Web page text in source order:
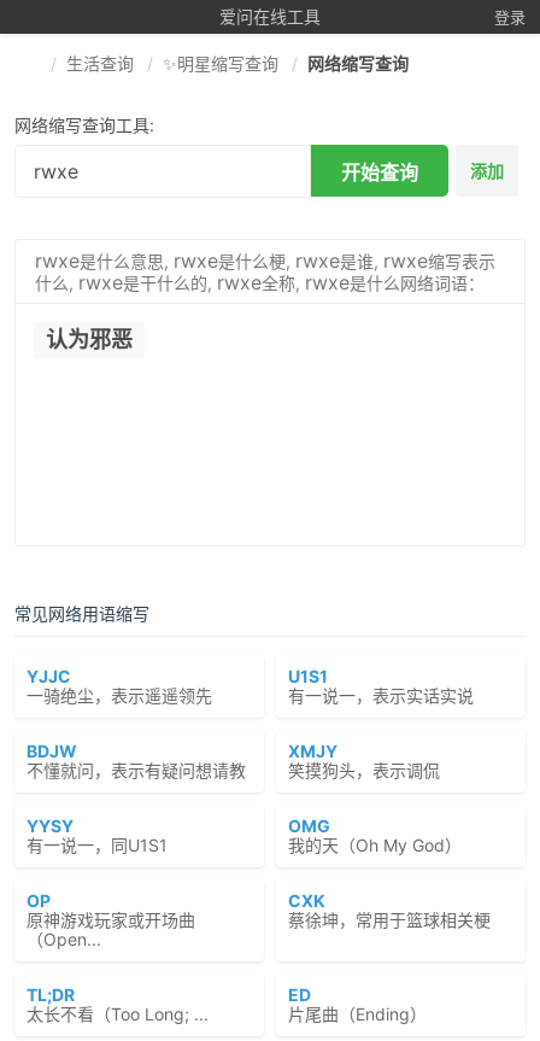
爱问在线工具 登录
生活查询 ✨明星缩写查询 网络缩写查询
网络缩写查询工具:
开始查询 添加
rwxe是什么意思, rwxe是什么梗, rwxe是谁, rwxe缩写表示
什么, rwxe是干什么的, rwxe全称, rwxe是什么网络词语：
认为邪恶
常见网络用语缩写
YJJC
一骑绝尘，表示遥遥领先
U1S1
有一说一，表示实话实说
BDJW
不懂就问，表示有疑问想请教
XMJY
笑摸狗头，表示调侃
YYSY
有一说一，同U1S1
OMG
我的天（Oh My God）
OP
原神游戏玩家或开场曲
（Open...
CXK
蔡徐坤，常用于篮球相关梗
TL;DR
太长不看（Too Long; ...
ED
片尾曲（Ending）